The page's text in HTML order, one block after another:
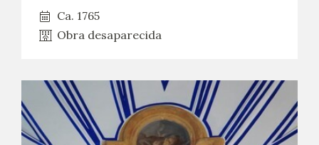
Ca. 1765
Obra desaparecida